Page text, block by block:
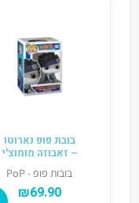
בובת פופ נארוטו
– זאבוזה מומוצ'י
בובות פופ - PoP
₪69.90